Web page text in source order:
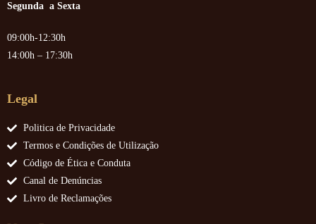
Segunda a Sexta
09:00h-12:30h
14:00h – 17:30h
Legal
Politica de Privacidade
Termos e Condições de Utilização
Código de Ética e Conduta
Canal de Denúncias
Livro de Reclamações